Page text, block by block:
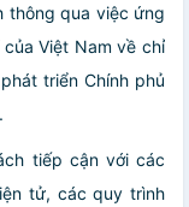
thông qua việc ứng
Việt Nam về chỉ
triển Chính phủ
tiếp cận với các
tử, các quy trình